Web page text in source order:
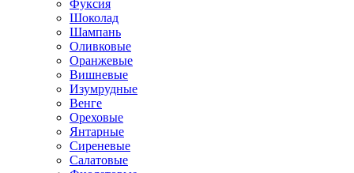
Фуксия
Шоколад
Шампань
Оливковые
Оранжевые
Вишневые
Изумрудные
Венге
Ореховые
Янтарные
Сиреневые
Салатовые